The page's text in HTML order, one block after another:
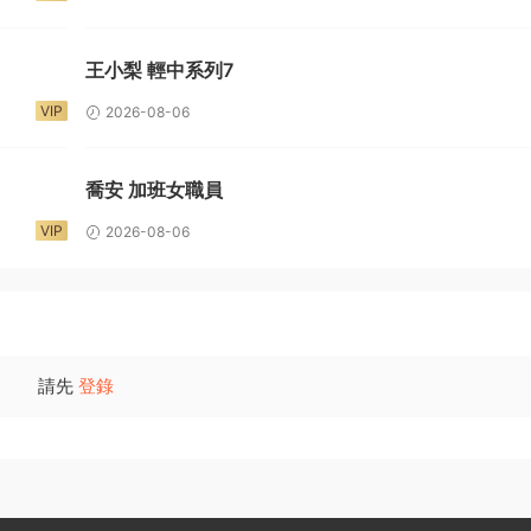
VIP
王小梨 輕中系列7
2026-08-06
VIP
喬安 加班女職員
2026-08-06
請先 登錄